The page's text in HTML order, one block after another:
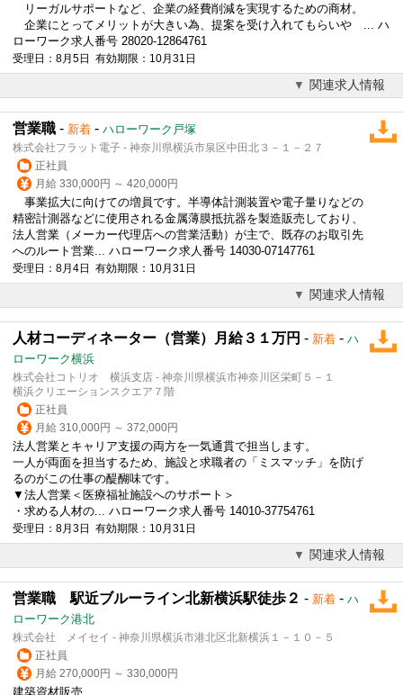
リーガルサポートなど、企業の経費削減を実現するための商材。
企業にとってメリットが大きい為、提案を受け入れてもらいや ... ハ
ローワーク求人番号 28020-12864761
受理日：8月5日 有効期限：10月31日
関連求人情報
営業職 - 新着 - ハローワーク戸塚
株式会社フラット電子 - 神奈川県横浜市泉区中田北３－１－２７
正社員
月給 330,000円 ～ 420,000円
事業拡大に向けての増員です。半導体計測装置や電子量りなどの
精密計測器などに使用される金属薄膜抵抗器を製造販売しており、
法人営業 （メーカー代理店への営業活動）が主で、既存のお取引先
へのルート営業... ハローワーク求人番号 14030-07147761
受理日：8月4日 有効期限：10月31日
関連求人情報
人材コーディネーター（営業）月給３１万円 - 新着 - ハ
ローワーク横浜
株式会社コトリオ 横浜支店 - 神奈川県横浜市神奈川区栄町５－１
横浜クリエーションスクエア７階
正社員
月給 310,000円 ～ 372,000円
法人営業とキャリア支援の両方を一気通貫で担当します。
一人が両面を担当するため、施設と求職者の「ミスマッチ」を防げ
るのがこの仕事の醍醐味です。
▼ 法人営業 ＜医療福祉施設へのサポート＞
・求める人材の... ハローワーク求人番号 14010-37754761
受理日：8月3日 有効期限：10月31日
関連求人情報
営業職 駅近ブルーライン北新横浜駅徒歩２ - 新着 - ハ
ローワーク港北
株式会社 メイセイ - 神奈川県横浜市港北区北新横浜１－１０－５
正社員
月給 270,000円 ～ 330,000円
建築資材販売